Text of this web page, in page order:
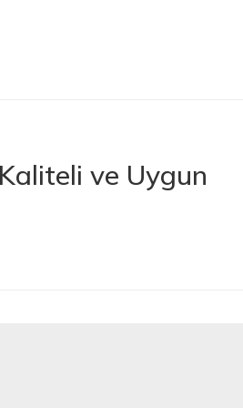
ve Uygun
markaların ürünleri olup uzun